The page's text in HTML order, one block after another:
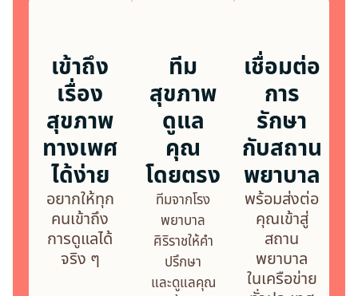
เข้าถึง
เรื่อง
สุขภาพ
ทางเพศ
ได้ง่าย
อยากให้ทุก
คนเข้าถึง
การดูแลได้
จริง ๆ
ทีม
สุขภาพ
ดูแล
คุณ
โดยตรง
ทีมจากโรง
พยาบาล
ศิริราชให้คำ
ปรึกษา
และดูแลคุณ
เชื่อมต่อ
การ
รักษา
กับสถาน
พยาบาล
พร้อมส่งต่อ
คุณเข้าสู่
สถาน
พยาบาล
ในเครือข่าย